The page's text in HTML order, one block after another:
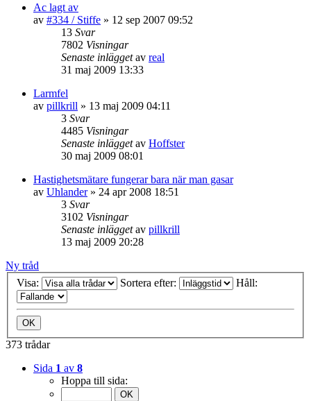
Ac lagt av
av #334 / Stiffe » 12 sep 2007 09:52
13 Svar
7802 Visningar
Senaste inläggetav real
31 maj 2009 13:33
Larmfel
av pillkrill » 13 maj 2009 04:11
3 Svar
4485 Visningar
Senaste inläggetav Hoffster
30 maj 2009 08:01
Hastighetsmätare fungerar bara när man gasar
av Uhlander» 24 apr 2008 18:51
3 Svar
3102 Visningar
Senaste inläggetav pillkrill
13 maj 2009 20:28
Ny tråd
Visa:
Sortera efter: Håll:
373 trådar
Sida 1 av 8
Hoppa till sida: